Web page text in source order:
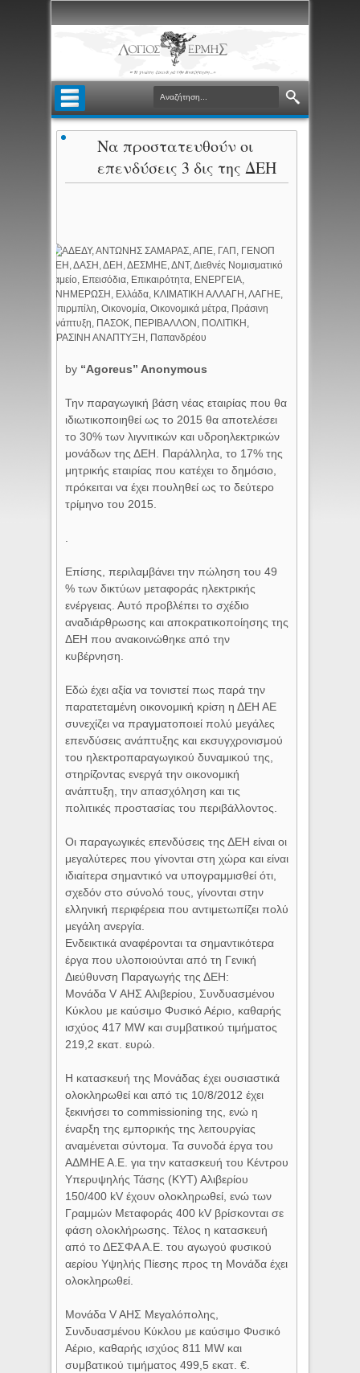
Να προστατευθούν οι
επενδύσεις 3 δις της ΔΕΗ
by “Agoreus” Anonymous
Την παραγωγική βάση νέας εταιρίας που θα
ιδιωτικοποιηθεί ως το 2015 θα αποτελέσει
το 30% των λιγνιτικών και υδροηλεκτρικών
μονάδων της ΔΕΗ. Παράλληλα, το 17% της
μητρικής εταιρίας που κατέχει το δημόσιο,
πρόκειται να έχει πουληθεί ως το δεύτερο
τρίμηνο του 2015.
Επίσης, περιλαμβάνει την πώληση του 49
% των δικτύων μεταφοράς ηλεκτρικής
ενέργειας. Αυτό προβλέπει το σχέδιο
αναδιάρθρωσης και αποκρατικοποίησης της
ΔΕΗ που ανακοινώθηκε από την
κυβέρνηση.
Εδώ έχει αξία να τονιστεί πως παρά την
παρατεταμένη οικονομική κρίση η ΔΕΗ ΑΕ
συνεχίζει να πραγματοποιεί πολύ μεγάλες
επενδύσεις ανάπτυξης και εκσυγχρονισμού
του ηλεκτροπαραγωγικού δυναμικού της,
στηρίζοντας ενεργά την οικονομική
ανάπτυξη, την απασχόληση και τις
πολιτικές προστασίας του περιβάλλοντος.
Οι παραγωγικές επενδύσεις της ΔΕΗ είναι οι
μεγαλύτερες που γίνονται στη χώρα και είναι
ιδιαίτερα σημαντικό να υπογραμμισθεί ότι,
σχεδόν στο σύνολό τους, γίνονται στην
ελληνική περιφέρεια που αντιμετωπίζει πολύ
μεγάλη ανεργία.
Ενδεικτικά αναφέρονται τα σημαντικότερα
έργα που υλοποιούνται από τη Γενική
Διεύθυνση Παραγωγής της ΔΕΗ:
Μονάδα V ΑΗΣ Αλιβερίου, Συνδυασμένου
Κύκλου με καύσιμο Φυσικό Αέριο, καθαρής
ισχύος 417 MW και συμβατικού τιμήματος
219,2 εκατ. ευρώ.
Η κατασκευή της Μονάδας έχει ουσιαστικά
ολοκληρωθεί και από τις 10/8/2012 έχει
ξεκινήσει το commissioning της, ενώ η
έναρξη της εμπορικής της λειτουργίας
αναμένεται σύντομα. Τα συνοδά έργα του
ΑΔΜΗΕ Α.Ε. για την κατασκευή του Κέντρου
Υπερυψηλής Τάσης (ΚΥΤ) Αλιβερίου
150/400 kV έχουν ολοκληρωθεί, ενώ των
Γραμμών Μεταφοράς 400 kV βρίσκονται σε
φάση ολοκλήρωσης. Τέλος η κατασκευή
από το ΔΕΣΦΑ Α.Ε. του αγωγού φυσικού
αερίου Υψηλής Πίεσης προς τη Μονάδα έχει
ολοκληρωθεί.
Μονάδα V AΗΣ Μεγαλόπολης,
Συνδυασμένου Κύκλου με καύσιμο Φυσικό
Αέριο, καθαρής ισχύος 811 MW και
συμβατικού τιμήματος 499,5 εκατ. €.